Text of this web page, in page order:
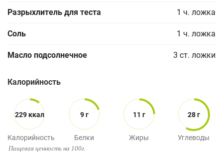
Разрыхлитель для теста 1 ч. ложка
Соль 1 ч. ложка
Масло подсолнечное 3 ст. ложки
Калорийность
229 ккал
Калорийность
9 г
Белки
11 г
Жиры
28 г
Углеводы
Пищевая ценность на 100г.